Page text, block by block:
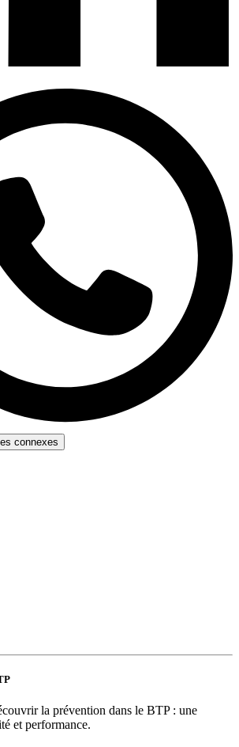
connexes
la prévention dans le BTP : une
et performance.